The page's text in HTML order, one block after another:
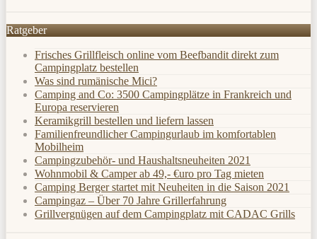
Ratgeber
Frisches Grillfleisch online vom Beefbandit direkt zum
Campingplatz bestellen
Was sind rumänische Mici?
Camping and Co: 3500 Campingplätze in Frankreich und
Europa reservieren
Keramikgrill bestellen und liefern lassen
Familienfreundlicher Campingurlaub im komfortablen
Mobilheim
Campingzubehör- und Haushaltsneuheiten 2021
Wohnmobil & Camper ab 49,- €uro pro Tag mieten
Camping Berger startet mit Neuheiten in die Saison 2021
Campingaz – Über 70 Jahre Grillerfahrung
Grillvergnügen auf dem Campingplatz mit CADAC Grills